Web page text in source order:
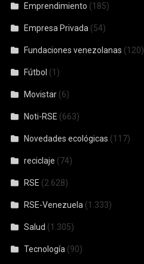
Emprendimiento (185)
Empresa Privada (54)
Fundaciones venezolanas (120)
Fútbol (1)
Movistar (6)
Noti-RSE (663)
Novedades ecológicas (117)
reciclaje (74)
RSE (2.628)
RSE-Venezuela (1.333)
Salud (1.305)
Tecnología (90)